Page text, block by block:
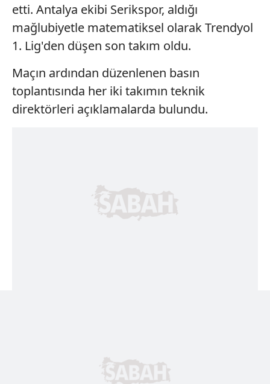
etti. Antalya ekibi Serikspor, aldığı
mağlubiyetle matematiksel olarak Trendyol
1. Lig'den düşen son takım oldu.
Maçın ardından düzenlenen basın
toplantısında her iki takımın teknik
direktörleri açıklamalarda bulundu.